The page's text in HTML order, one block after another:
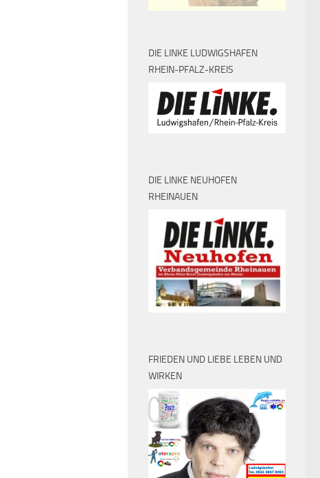
DIE LINKE LUDWIGSHAFEN
RHEIN-PFALZ-KREIS
DIE LINKE NEUHOFEN
RHEINAUEN
FRIEDEN UND LIEBE LEBEN UND
WIRKEN